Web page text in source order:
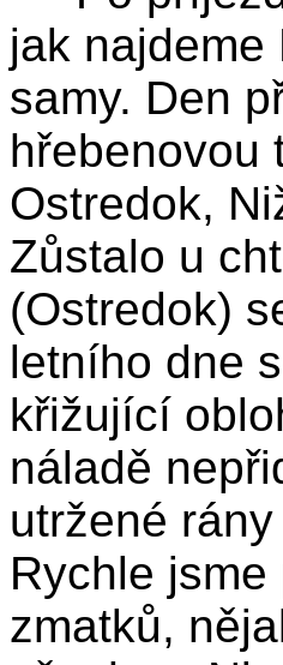
jak najdeme
samy. Den
hřebenovou
Ostredok,
Zůstalo u
(Ostredok)
letního dne
křižující
náladě
utržené
Rychle
zmatků,